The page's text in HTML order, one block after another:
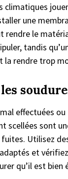
climatiques
une
rendre le
tandis
la rendre trop
effectuées ou
scellées sont
Utilisez
et
qu’il est bien